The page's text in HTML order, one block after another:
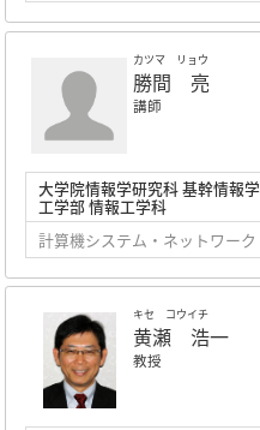
カツマ リョウ
勝間 亮
講師
大学院情報学研究科 基幹情報
工学部 情報工学科
計算機システム・ネットワーク
キセ コウイチ
黄瀬 浩一
教授